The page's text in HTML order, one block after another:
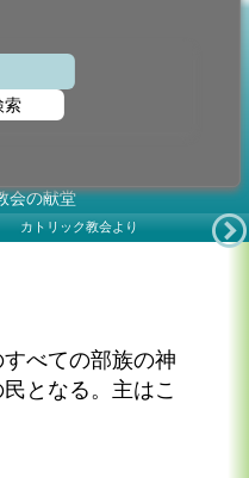
索
日
会の献堂
カトリック教会より
べての部族の神
となる。主はこ